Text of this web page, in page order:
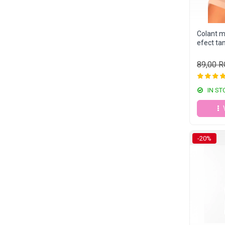
Colant
efect
89,00
IN
-20%